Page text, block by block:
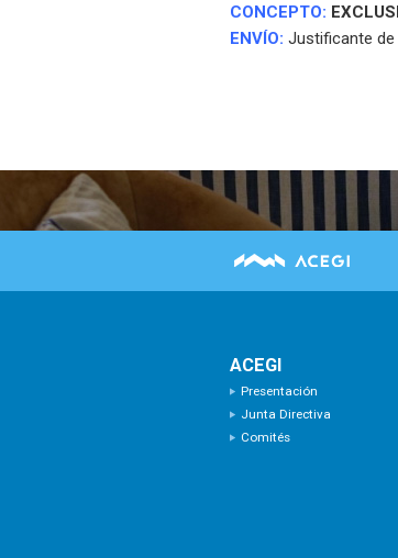
CONCEPTO:
ENVÍO: Justificante de
ACEGI
Presentación
Junta Directiva
Comités